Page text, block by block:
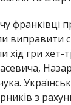
франківці
виправити
хід гри
,
з